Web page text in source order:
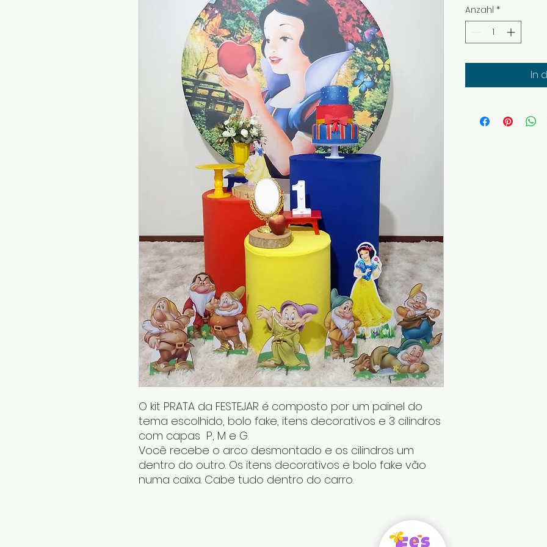
O kit PRATA da FESTEJAR é composto por um painel do
tema escolhido, bolo fake, itens decorativos e 3 cilindros
com capas P, M e G.
Você recebe o arco desmontado e os cilindros um
dentro do outro. Os itens decorativos e bolo fake vão
numa caixa. Cabe tudo dentro do carro.
Anzahl *
In